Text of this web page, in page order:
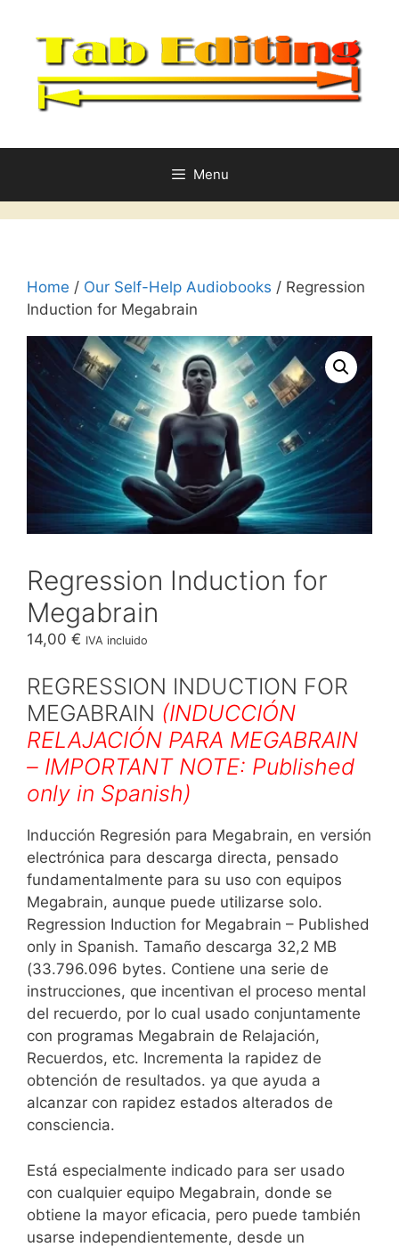
Menu
Home / Our Self-Help Audiobooks / Regression
Induction for Megabrain
Regression Induction for
Megabrain
14,00 € IVA incluido
REGRESSION INDUCTION FOR
MEGABRAIN (INDUCCIÓN
RELAJACIÓN PARA MEGABRAIN
– IMPORTANT NOTE: Published
only in Spanish)
Inducción Regresión para Megabrain, en versión
electrónica para descarga directa, pensado
fundamentalmente para su uso con equipos
Megabrain, aunque puede utilizarse solo.
Regression Induction for Megabrain – Published
only in Spanish. Tamaño descarga 32,2 MB
(33.796.096 bytes. Contiene una serie de
instrucciones, que incentivan el proceso mental
del recuerdo, por lo cual usado conjuntamente
con programas Megabrain de Relajación,
Recuerdos, etc. Incrementa la rapidez de
obtención de resultados. ya que ayuda a
alcanzar con rapidez estados alterados de
consciencia.
Está especialmente indicado para ser usado
con cualquier equipo Megabrain, donde se
obtiene la mayor eficacia, pero puede también
usarse independientemente, desde un